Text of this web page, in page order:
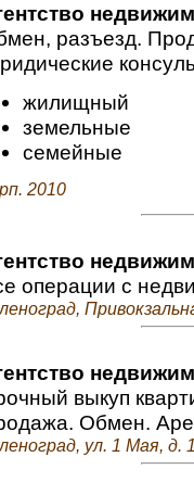
разъезд.
жилищный
земельные
семейные
2010
операции с
выкуп
Обмен.
ул. 1 Мая, д.